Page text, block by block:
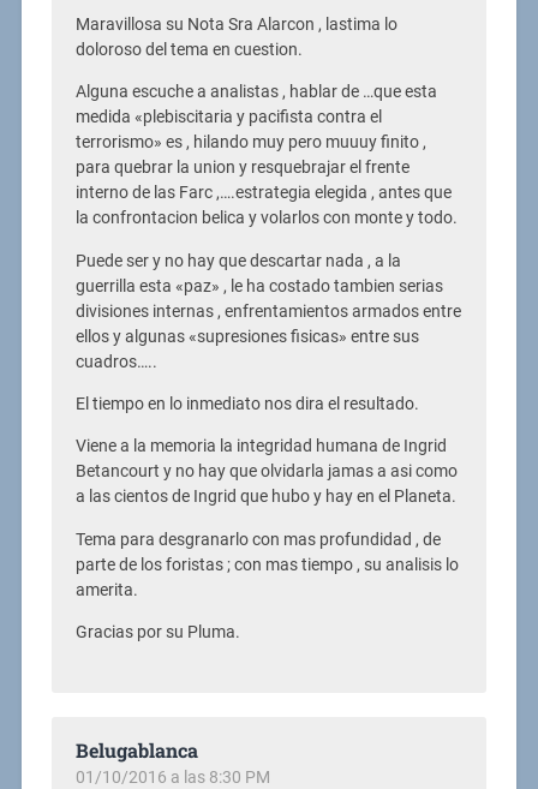
Maravillosa su Nota Sra Alarcon , lastima lo
doloroso del tema en cuestion.
Alguna escuche a analistas , hablar de …que esta
medida «plebiscitaria y pacifista contra el
terrorismo» es , hilando muy pero muuuy finito ,
para quebrar la union y resquebrajar el frente
interno de las Farc ,….estrategia elegida , antes que
la confrontacion belica y volarlos con monte y todo.
Puede ser y no hay que descartar nada , a la
guerrilla esta «paz» , le ha costado tambien serias
divisiones internas , enfrentamientos armados entre
ellos y algunas «supresiones fisicas» entre sus
cuadros…..
El tiempo en lo inmediato nos dira el resultado.
Viene a la memoria la integridad humana de Ingrid
Betancourt y no hay que olvidarla jamas a asi como
a las cientos de Ingrid que hubo y hay en el Planeta.
Tema para desgranarlo con mas profundidad , de
parte de los foristas ; con mas tiempo , su analisis lo
amerita.
Gracias por su Pluma.
Belugablanca
01/10/2016 a las 8:30 PM